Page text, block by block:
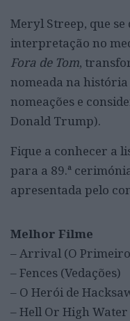
Meryl Streep, que se
interpretação no
Fora de Tom,
nomeada na história
nomeações e
Donald Trump).
Fique a conhecer a
para a 89.ª
apresentada pelo
Melhor Filme
– Arrival (O
– Fences (Vedações)
– O Herói de
– Hell Or High